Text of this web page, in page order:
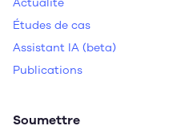
Études de cas
Assistant IA (beta)
Publications
Soumettre